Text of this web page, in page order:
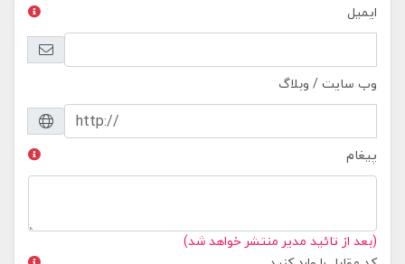
ایمیل
وب سایت / وبلاگ
پیغام
(بعد از تائید مدیر منتشر خواهد شد)